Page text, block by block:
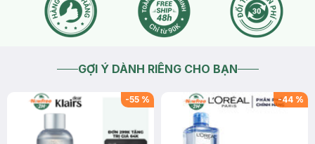
GỢI Ý DÀNH RIÊNG CHO BẠN
-55 % -44 %